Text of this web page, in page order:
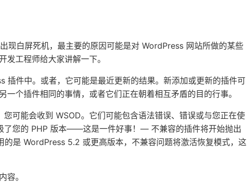
现白屏死机，最主要的原因可能是对 WordPress 网站所做的某些
工程师给大家讲解一下。
插件中。或者，它可能是最近更新的结果。新添加或更新的插件可
个插件相同的事情，或者它们正在朝着相互矛盾的目的行事。
可能会收到 WSOD。它们可能包含语法错误、错误或与您正在使
了您的 PHP 版本——这是一件好事！— 不兼容的插件将开始抛出
是 WordPress 5.2 或更高版本，不兼容问题将激活恢复模式，这
容。